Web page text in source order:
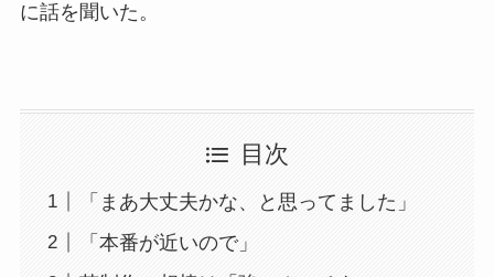
に話を聞いた。
目次
「まあ大丈夫かな、と思ってました」
「本番が近いので」